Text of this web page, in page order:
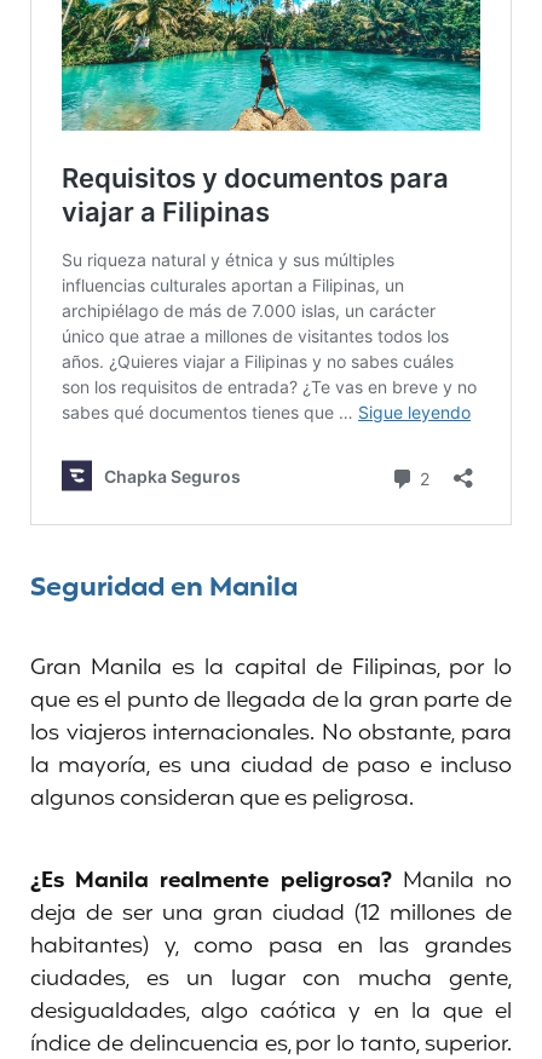
Seguridad en Manila
Gran Manila es la capital de Filipinas, por lo
que es el punto de llegada de la gran parte de
los viajeros internacionales. No obstante, para
la mayoría, es una ciudad de paso e incluso
algunos consideran que es peligrosa.
¿Es Manila realmente peligrosa?Manila no
deja de ser una gran ciudad (12 millones de
habitantes) y, como pasa en las grandes
ciudades, es un lugar con mucha gente,
desigualdades, algo caótica y en la que el
índice de delincuencia es, por lo tanto, superior.